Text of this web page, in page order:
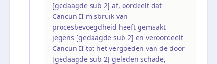
[gedaagde sub 2] af, oordeelt dat
Cancun II misbruik van
procesbevoegdheid heeft gemaakt
jegens [gedaagde sub 2] en veroordeelt
Cancun II tot het vergoeden van de door
[gedaagde sub 2] geleden schade,